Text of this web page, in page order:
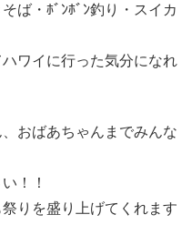
ば・ﾎﾞﾝﾎﾞﾝ釣り・スイカ
ワイに行った気分になれ
おばあちゃんまでみんな
！！
りを盛り上げてくれます